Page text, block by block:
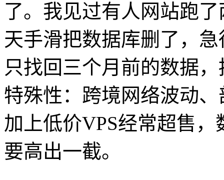
了。我见过有人网站跑
天手滑把数据库删了，
只找回三个月前的数据
特殊性：跨境网络波动
加上低价VPS经常超售
要高出一截。